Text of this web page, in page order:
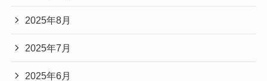
2025年8月
2025年7月
2025年6月